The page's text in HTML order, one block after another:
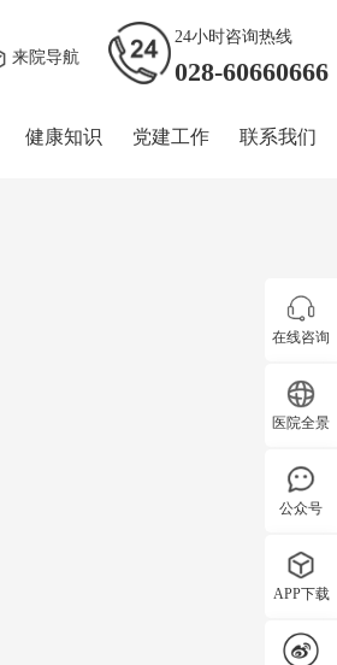
来院导航
24小时咨询热线
028-60660666
健康知识 党建工作 联系我们
在线咨询
医院全景
公众号
APP下载